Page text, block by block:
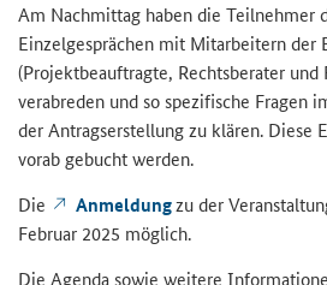
Am Nach­mit­tag haben die Teil­neh­mer
Ein­zel­ge­sprä­chen mit Mit­ar­bei­tern der
(Pro­jekt­be­auf­trag­te, Rechts­be­ra­ter und
ver­ab­re­den und so spe­zi­fi­sche Fra­gen
der An­trags­er­stel­lung zu klä­ren. Diese
vorab ge­bucht wer­den.
Die
An­mel­dungzu der
Fe­bru­ar 2025 mög­lich.
Die Agen­da sowie wei­te­re